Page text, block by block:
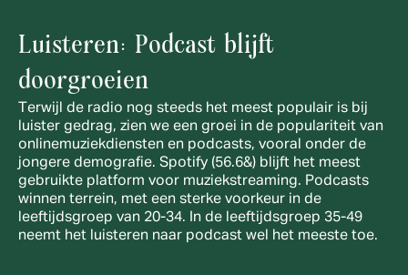
Luisteren: Podcast blijft
doorgroeien
Terwijl de radio nog steeds het meest populair is bij
luister gedrag, zien we een groei in de populariteit van
onlinemuziekdiensten en podcasts, vooral onder de
jongere demografie. Spotify (56.6&) blijft het meest
gebruikte platform voor muziekstreaming. Podcasts
winnen terrein, met een sterke voorkeur in de
leeftijdsgroep van 20-34. In de leeftijdsgroep 35-49
neemt het luisteren naar podcast wel het meeste toe.